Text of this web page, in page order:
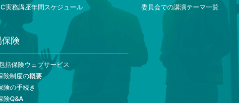
忠商事株式会社
リスクソリューションズ㈱NEXIチーム長）
会社日立製作所
マネジメント本部 税務統括部 部長
将史
実務講座年間スケジュール
険
括保険ウェブサービス
険制度の概要
険の手続き
険Q&A
委員会での講演テーマ一覧